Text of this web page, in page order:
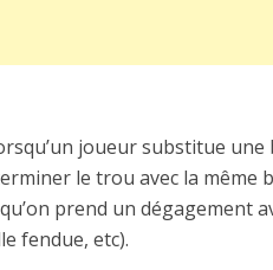
joueur substitue une
le trou avec la même
prend un dégagement
fendue, etc).